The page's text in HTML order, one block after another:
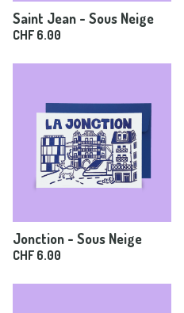
Saint Jean - Sous Neige
CHF 6.00
Jonction - Sous Neige
CHF 6.00